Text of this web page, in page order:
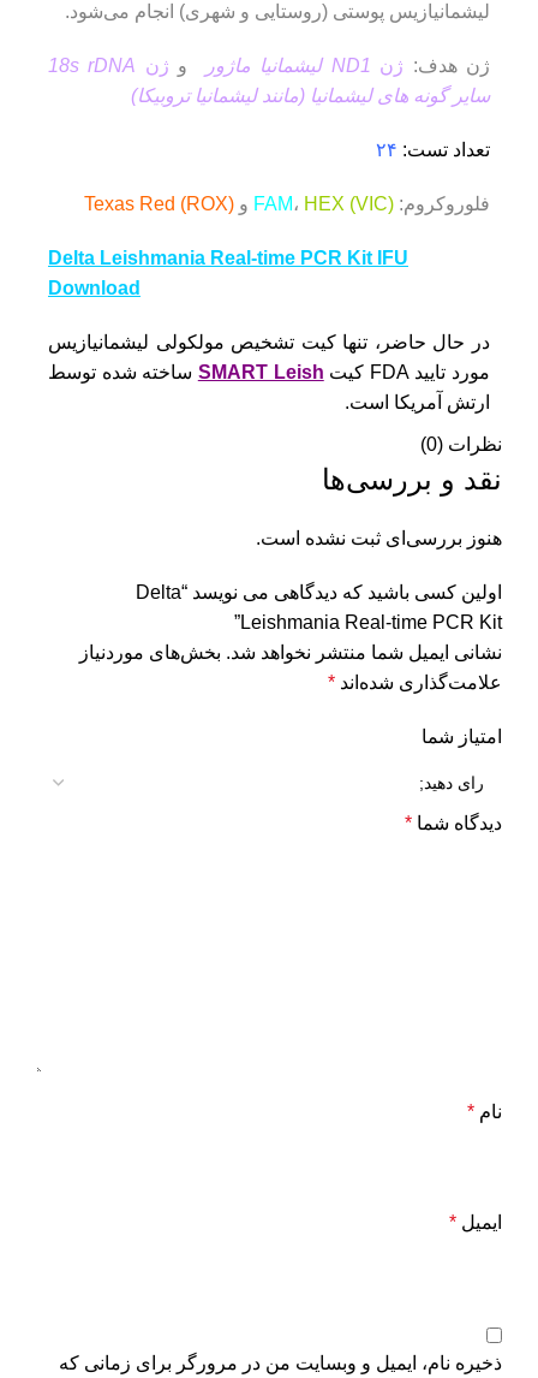
لیشمانیازیس پوستی (روستایی و شهری) انجام می‌شود.
ژن هدف: ژن ND1 لیشمانیا ماژور و ژن 18s rDNA
سایر گونه های لیشمانیا (مانند لیشمانیا تروبیکا)
تعداد تست:
فلوروکروم: FAM ، HEX (VIC) و Texas Red (ROX)
Delta Leishmania Real-time PCR Kit IFU
Download
در حال حاضر، تنها کیت تشخیص مولکولی لیشمانیازیس
مورد تایید FDA کیت
SMART Leish ساخته شده توسط
ارتش آمریکا است.
نظرات (0)
نقد و بررسی‌ها
هنوز بررسی‌ای ثبت نشده است.
اولین کسی باشید که دیدگاهی می نویسد “Delta
Leishmania Real-time PCR Kit”
نشانی ایمیل شما منتشر نخواهد شد. بخش‌های موردنیاز
علامت‌گذاری شده‌اند *
امتیاز شما
دیدگاه شما *
نام *
ایمیل *
ذخیره نام، ایمیل و وبسایت من در مرورگر برای زمانی که